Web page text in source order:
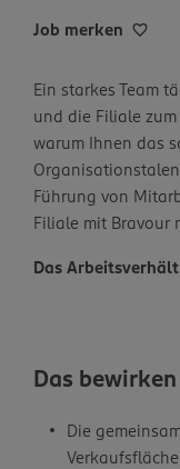
Job merken
Ein starkes Team
und die Filiale
warum Ihnen das
Führung von
Filiale mit Bravour
Das
Das
Die
Verkaufsfläche